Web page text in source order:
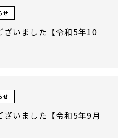
せ
ざいました【令和5年10
せ
ざいました【令和5年9月